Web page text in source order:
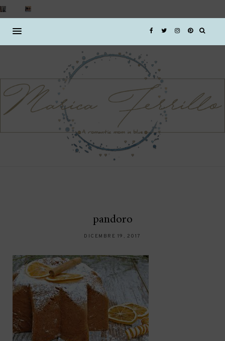
pandoro
DICEMBRE 19, 2017